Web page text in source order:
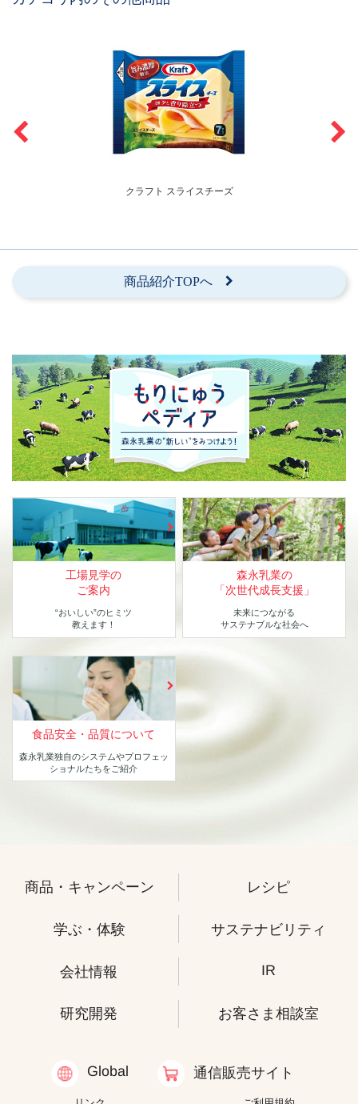
クラフト スライスチーズ
商品紹介TOPへ
工場見学の
ご案内
“おいしい”のヒミツ
教えます！
森永乳業の
「次世代成長支援」
未来につながる
サステナブルな社会へ
食品安全・品質について
森永乳業独自のシステムやプロフェッ
ショナルたちをご紹介
商品・キャンペーン レシピ
学ぶ・体験 サステナビリティ
会社情報 IR
研究開発 お客さま相談室
Global 通信販売サイト